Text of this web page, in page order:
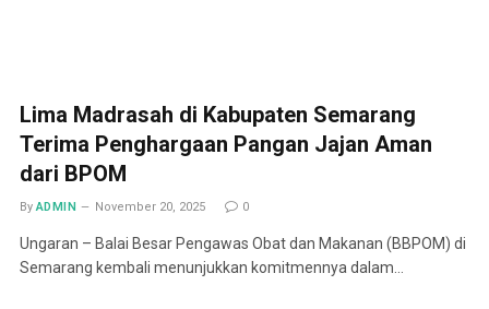
Lima Madrasah di Kabupaten Semarang
Terima Penghargaan Pangan Jajan Aman
dari BPOM
By ADMIN November 20, 2025 0
Ungaran – Balai Besar Pengawas Obat dan Makanan (BBPOM) di
Semarang kembali menunjukkan komitmennya dalam…